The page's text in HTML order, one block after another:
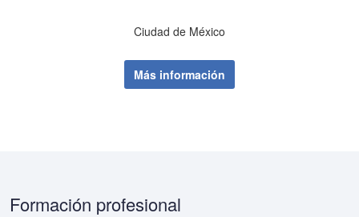
Ciudad de México
Más información
Formación profesional